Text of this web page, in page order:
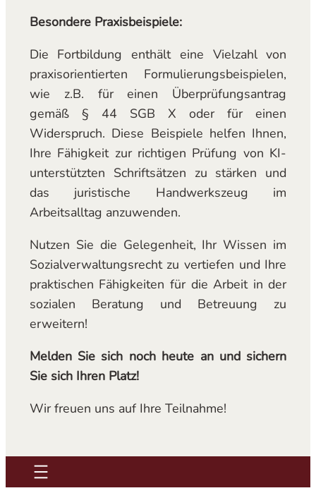
Besondere Praxisbeispiele:
Die Fortbildung enthält eine Vielzahl von
praxisorientierten Formulierungsbeispielen,
wie z.B. für einen Überprüfungsantrag
gemäß § 44 SGB X oder für einen
Widerspruch. Diese Beispiele helfen Ihnen,
Ihre Fähigkeit zur richtigen Prüfung von KI-
unterstützten Schriftsätzen zu stärken und
das juristische Handwerkszeug im
Arbeitsalltag anzuwenden.
Nutzen Sie die Gelegenheit, Ihr Wissen im
Sozialverwaltungsrecht zu vertiefen und Ihre
praktischen Fähigkeiten für die Arbeit in der
sozialen Beratung und Betreuung zu
erweitern!
Melden Sie sich noch heute an und sichern
Sie sich Ihren Platz!
Wir freuen uns auf Ihre Teilnahme!